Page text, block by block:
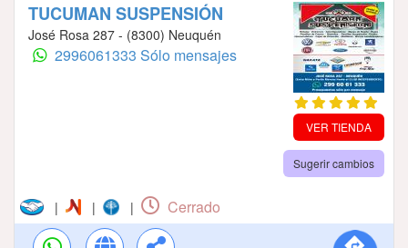
TUCUMAN SUSPENSIÓN
José Rosa 287 - (8300) Neuquén
2996061333 Sólo mensajes
VER TIENDA
Sugerir cambios
| | | Cerrado